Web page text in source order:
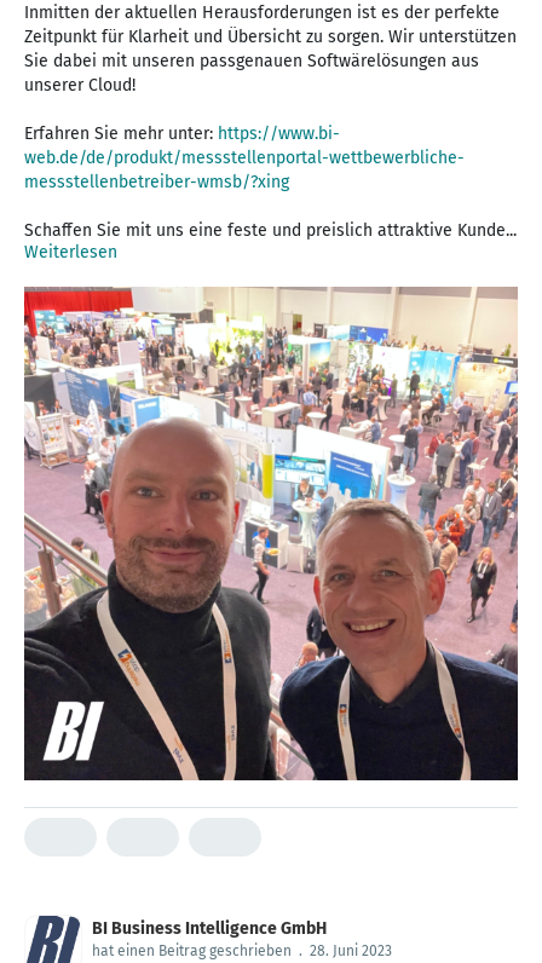
Inmitten der aktuellen Herausforderungen ist es der perfekte
Zeitpunkt für Klarheit und Übersicht zu sorgen. Wir unterstützen
Sie dabei mit unseren passgenauen Softwärelösungen aus
unserer Cloud!
Erfahren Sie mehr unter: https://www.bi-
web.de/de/produkt/messstellenportal-wettbewerbliche-
messstellenbetreiber-wmsb/?xing
Schaffen Sie mit uns eine feste und preislich attraktive Kunde...
Weiterlesen
BI Business Intelligence GmbH
hat einen Beitrag geschrieben . 28. Juni 2023